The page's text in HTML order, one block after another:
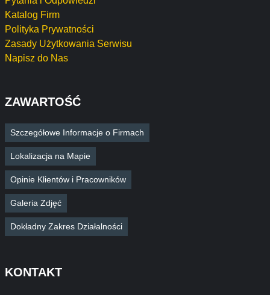
Katalog Firm
Polityka Prywatności
Zasady Użytkowania Serwisu
Napisz do Nas
ZAWARTOŚĆ
Szczegółowe Informacje o Firmach
Lokalizacja na Mapie
Opinie Klientów i Pracowników
Galeria Zdjęć
Dokładny Zakres Działalności
KONTAKT